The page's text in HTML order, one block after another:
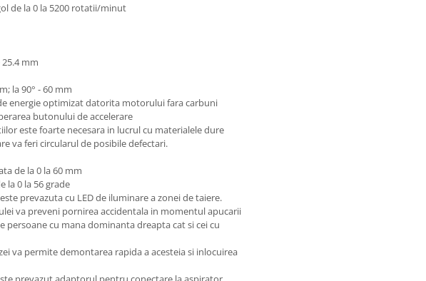
de la 0 la 5200 rotatii/minut
mm
la 90° - 60 mm
energie optimizat datorita motorului fara carbuni
butonului de accelerare
este foarte necesara in lucrul cu materialele dure
va feri circularul de posibile defectari.
de la 0 la 60 mm
la 0 la 56 grade
prevazuta cu LED de iluminare a zonei de taiere.
va preveni pornirea accidentala in momentul apucarii
persoane cu mana dominanta dreapta cat si cei cu
va permite demontarea rapida a acesteia si inlocuirea